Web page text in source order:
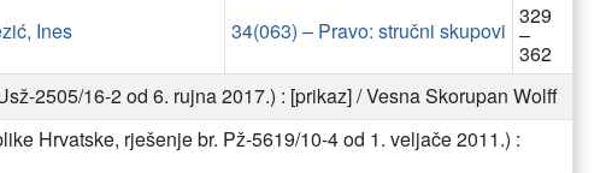
Ines 34(063) – Pravo: stručni skupovi
329
–
362
2505/16-2 od 6. rujna 2017.) : [prikaz] / Vesna Skorupan Wolff
Hrvatske, rješenje br. Pž-5619/10-4 od 1. veljače 2011.) :